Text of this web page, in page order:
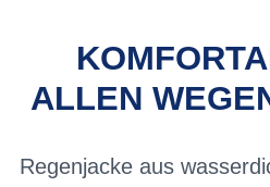
ALLEN
Regenjacke aus